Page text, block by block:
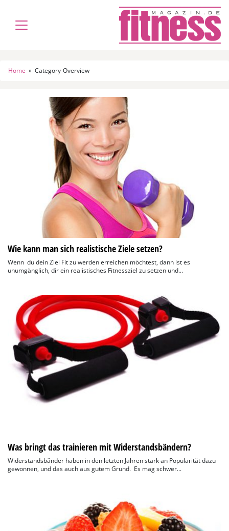
Home » Category-Overview
Wie kann man sich realistische Ziele setzen?
Wenn du dein Ziel Fit zu werden erreichen möchtest, dann ist es
unumgänglich, dir ein realistisches Fitnessziel zu setzen und...
Was bringt das trainieren mit Widerstandsbändern?
Widerstandsbänder haben in den letzten Jahren stark an Popularität dazu
gewonnen, und das auch aus gutem Grund. Es mag schwer...